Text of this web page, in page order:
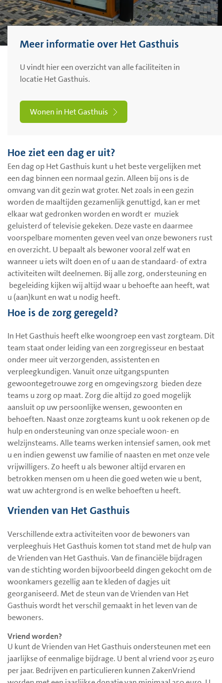
Meer informatie over Het Gasthuis
U vindt hier een overzicht van alle faciliteiten in
locatie Het Gasthuis.
Wonen in Het Gasthuis
Hoe ziet een dag er uit?
Een dag op Het Gasthuis kunt u het beste vergelijken met
een dag binnen een normaal gezin. Alleen bij ons is de
omvang van dit gezin wat groter. Net zoals in een gezin
worden de maaltijden gezamenlijk genuttigd, kan er met
elkaar wat gedronken worden en wordt er muziek
geluisterd of televisie gekeken. Deze vaste en daarmee
voorspelbare momenten geven veel van onze bewoners rust
en overzicht. U bepaalt als bewoner vooral zelf wat en
wanneer u iets wilt doen en of u aan de standaard- of extra
activiteiten wilt deelnemen. Bij alle zorg, ondersteuning en
begeleiding kijken wij altijd waar u behoefte aan heeft, wat
u (aan)kunt en wat u nodig heeft.
Hoe is de zorg geregeld?
In Het Gasthuis heeft elke woongroep een vast zorgteam. Dit
team staat onder leiding van een zorgregisseur en bestaat
onder meer uit verzorgenden, assistenten en
verpleegkundigen. Vanuit onze uitgangspunten
gewoontegetrouwe zorg en omgevingszorg bieden deze
teams u zorg op maat. Zorg die altijd zo goed mogelijk
aansluit op uw persoonlijke wensen, gewoonten en
behoeften. Naast onze zorgteams kunt u ook rekenen op de
hulp en ondersteuning van onze speciale woon- en
welzijnsteams. Alle teams werken intensief samen, ook met
u en indien gewenst uw familie of naasten en met onze vele
vrijwilligers. Zo heeft u als bewoner altijd ervaren en
betrokken mensen om u heen die goed weten wie u bent,
wat uw achtergrond is en welke behoeften u heeft.
Vrienden van Het Gasthuis
Verschillende extra activiteiten voor de bewoners van
verpleeghuis Het Gasthuis komen tot stand met de hulp van
de Vrienden van Het Gasthuis. Van de financiële bijdragen
van de stichting worden bijvoorbeeld dingen gekocht om de
woonkamers gezellig aan te kleden of dagjes uit
georganiseerd. Met de steun van de Vrienden van Het
Gasthuis wordt het verschil gemaakt in het leven van de
bewoners.
Vriend worden?
U kunt de Vrienden van Het Gasthuis ondersteunen met een
jaarlijkse of eenmalige bijdrage. U bent al vriend voor 25 euro
per jaar. Bedrijven en particulieren kunnen ZakenVriend